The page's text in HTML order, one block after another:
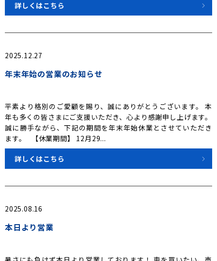
詳しくはこちら
2025.12.27
年末年始の営業のお知らせ
平素より格別のご愛顧を賜り、誠にありがとうございます。 本
年も多くの皆さまにご支援いただき、心より感謝申し上げます。
誠に勝手ながら、下記の期間を年末年始休業とさせていただき
ます。 【休業期間】 12月29...
詳しくはこちら
2025.08.16
本日より営業